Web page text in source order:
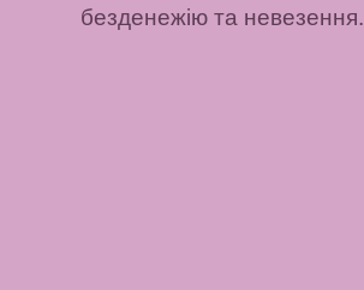
безденежію та невезення.